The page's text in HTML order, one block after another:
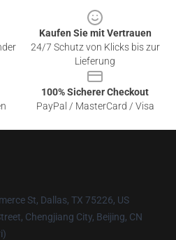
Kaufen Sie mit Vertrauen
24/7 Schutz von Klicks bis zur
Lieferung
100% Sicherer Checkout
PayPal / MasterCard / Visa
St, Dallas, TX 75226, US
Chengjiang City, Beijing, CN